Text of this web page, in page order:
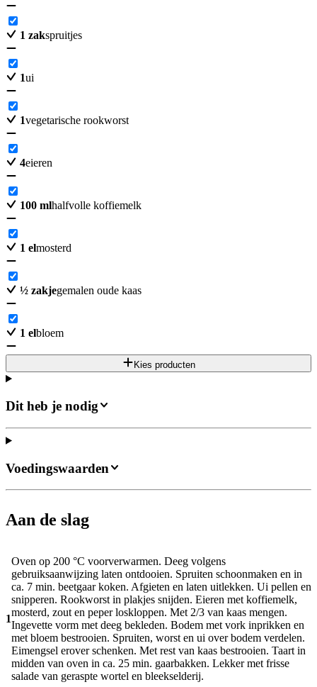
1 zakspruitjes
1ui
1vegetarische rookworst
4eieren
100 mlhalfvolle koffiemelk
1 elmosterd
½ zakjegemalen oude kaas
1 elbloem
Kies producten
Dit heb je nodig
Aan de slag
1
Oven op 200 °C voorverwarmen. Deeg volgens
gebruiksaanwijzing laten ontdooien. Spruiten schoonmaken en in
ca. 7 min. beetgaar koken. Afgieten en laten uitlekken. Ui pellen en
snipperen. Rookworst in plakjes snijden. Eieren met koffiemelk,
mosterd, zout en peper loskloppen. Met 2/3 van kaas mengen.
Ingevette vorm met deeg bekleden. Bodem met vork inprikken en
met bloem bestrooien. Spruiten, worst en ui over bodem verdelen.
Eimengsel erover schenken. Met rest van kaas bestrooien. Taart in
midden van oven in ca. 25 min. gaarbakken. Lekker met frisse
salade van geraspte wortel en bleekselderij.
Voedingswaarden